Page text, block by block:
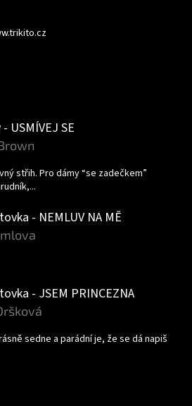
USMÍVEJ SE
je 5 z 5 hvězdiček.
střih. Pro dámy “se zadečkem”
- NEMLUV NA MĚ
je 5 z 5 hvězdiček.
- JSEM PRINCEZNA
je 5 z 5 hvězdiček.
sedne a parádní je, že se dá napiš